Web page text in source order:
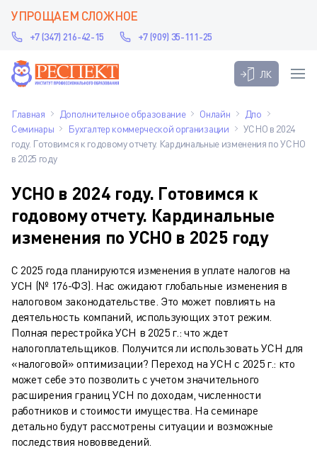
УПРОЩАЕМ СЛОЖНОЕ
+7 (347) 216-42-15 +7 (909) 35-111-25
ЛК
Главная Дополнительное образование Онлайн
Дпо
Семинары
Бухгалтер коммерческой организации
УСНО в 2024
году. Готовимся к годовому отчету. Кардинальные изменения по УСНО
в 2025 году
УСНО в 2024 году. Готовимся к
годовому отчету. Кардинальные
изменения по УСНО в 2025 году
С 2025 года планируются изменения в уплате налогов на
УСН (№ 176-ФЗ). Нас ожидают глобальные изменения в
налоговом законодательстве. Это может повлиять на
деятельность компаний, использующих этот режим.
Полная перестройка УСН в 2025 г.: что ждет
налогоплательщиков. Получится ли использовать УСН для
«налоговой» оптимизации? Переход на УСН с 2025 г.: кто
может себе это позволить с учетом значительного
расширения границ УСН по доходам, численности
работников и стоимости имущества. На семинаре
детально будут рассмотрены ситуации и возможные
последствия нововведений.